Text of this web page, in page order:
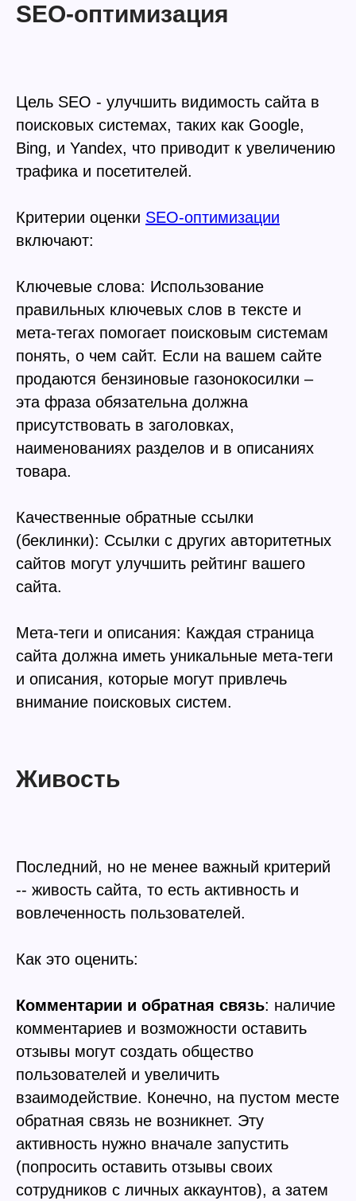
SEO-оптимизация
Цель SEO - улучшить видимость сайта в
поисковых системах, таких как Google,
Bing, и Yandex, что приводит к увеличению
трафика и посетителей.
Критерии оценки SEO-оптимизации
включают:
Ключевые слова: Использование
правильных ключевых слов в тексте и
мета-тегах помогает поисковым системам
понять, о чем сайт. Если на вашем сайте
продаются бензиновые газонокосилки –
эта фраза обязательна должна
присутствовать в заголовках,
наименованиях разделов и в описаниях
товара.
Качественные обратные ссылки
(беклинки): Ссылки с других авторитетных
сайтов могут улучшить рейтинг вашего
сайта.
Мета-теги и описания: Каждая страница
сайта должна иметь уникальные мета-теги
и описания, которые могут привлечь
внимание поисковых систем.
Живость
Последний, но не менее важный критерий
-- живость сайта, то есть активность и
вовлеченность пользователей.
Как это оценить:
Комментарии и обратная связь: наличие
комментариев и возможности оставить
отзывы могут создать общество
пользователей и увеличить
взаимодействие. Конечно, на пустом месте
обратная связь не возникнет. Эту
активность нужно вначале запустить
(попросить оставить отзывы своих
сотрудников с личных аккаунтов), а затем